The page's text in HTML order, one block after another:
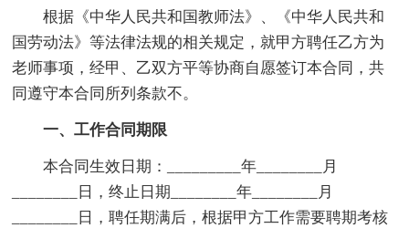
根据《中华人民共和国教师法》、《中华人民共和
国劳动法》等法律法规的相关规定，就甲方聘任乙方为
老师事项，经甲、乙双方平等协商自愿签订本合同，共
同遵守本合同所列条款不。
一、工作合同期限
本合同生效日期：_________年________月
________日，终止日期________年________月
________日，聘任期满后，根据甲方工作需要聘期考核